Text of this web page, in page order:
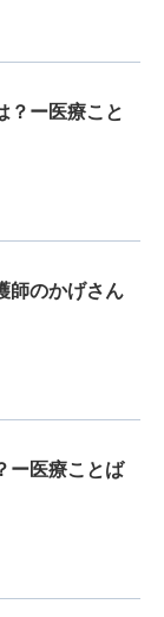
？ー医療こと
師のかげさん
ー医療ことば